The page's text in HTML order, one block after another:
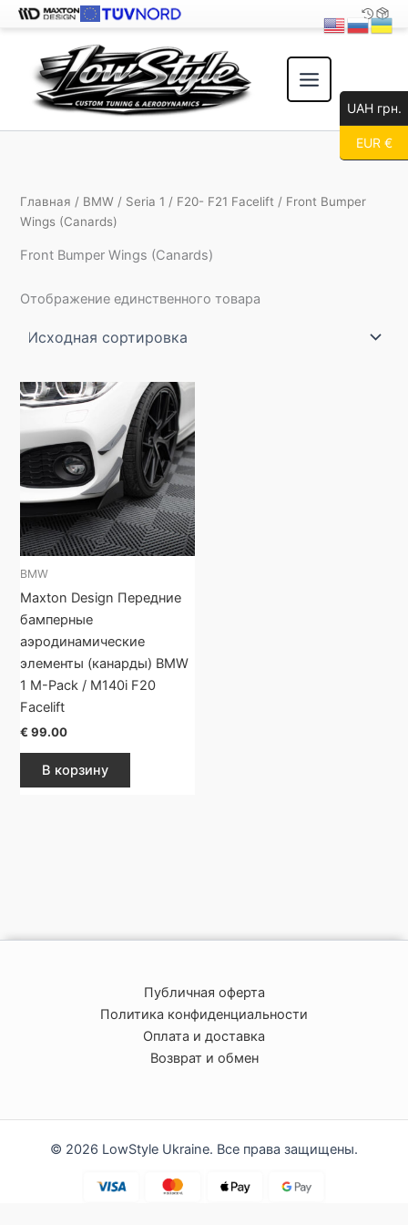
содержимому
Главная / BMW / Seria 1 / F20- F21 Facelift / Front Bumper
Wings (Canards)
Front Bumper Wings (Canards)
Отображение единственного товара
BMW
Maxton Design Передние
бамперные
аэродинамические
элементы (канарды) BMW
1 M-Pack / M140i F20
Facelift
€ 99.00
В корзину
Публичная оферта
Политика конфиденциальности
Оплата и доставка
Возврат и обмен
© 2026 LowStyle Ukraine. Все права защищены.
UAH грн.
EUR €